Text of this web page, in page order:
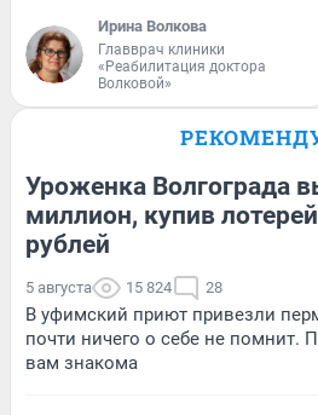
Ирина Волкова
Главврач клиники
«Реабилитация доктора
Волковой»
Уроженка Волгограда
миллион, купив
рублей
5 августа 15 824 28
В уфимский приют привезли
почти ничего о себе не помнит.
вам знакома